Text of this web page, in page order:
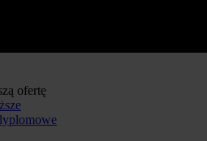
ofertę